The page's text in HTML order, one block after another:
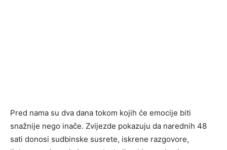
Pred nama su dva dana tokom kojih će emocije biti
snažnije nego inače. Zvijezde pokazuju da narednih 48
sati donosi sudbinske susrete, iskrene razgovore,